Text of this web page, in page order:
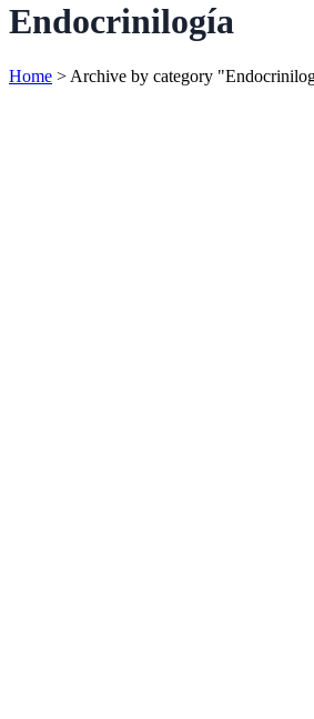
Endocrinilogía
Home > Archive by category